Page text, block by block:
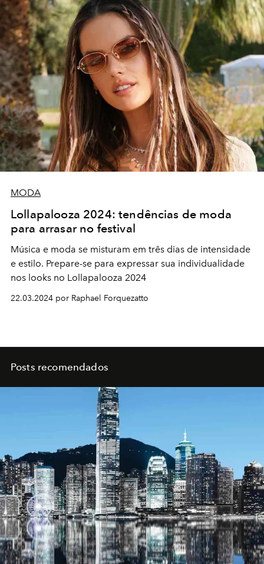
MODA
Lollapalooza 2024: tendências de moda
para arrasar no festival
Música e moda se misturam em três dias de intensidade
e estilo. Prepare-se para expressar sua individualidade
nos looks no Lollapalooza 2024
22.03.2024 por Raphael Forquezatto
Posts recomendados